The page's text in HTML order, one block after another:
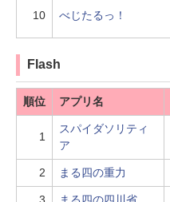
10 べじたるっ！
Flash
順位 アプリ名
1
スパイダソリティ
ア
2 まる四の重力